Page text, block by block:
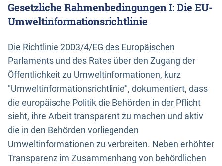
Gesetzliche Rahmenbedingungen I: Die EU-
Umweltinformationsrichtlinie
Die Richtlinie 2003/4/EG des Europäischen
Parlaments und des Rates über den Zugang der
Öffentlichkeit zu Umweltinformationen, kurz
"Umweltinformationsrichtlinie", dokumentiert, dass
die europäische Politik die Behörden in der Pflicht
sieht, ihre Arbeit transparent zu machen und aktiv
die in den Behörden vorliegenden
Umweltinformationen zu verbreiten. Neben erhöhter
Transparenz im Zusammenhang von behördlichen